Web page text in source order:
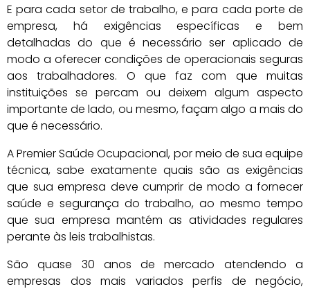
E para cada setor de trabalho, e para cada porte de
empresa, há exigências específicas e bem
detalhadas do que é necessário ser aplicado de
modo a oferecer condições de operacionais seguras
aos trabalhadores. O que faz com que muitas
instituições se percam ou deixem algum aspecto
importante de lado, ou mesmo, façam algo a mais do
que é necessário.
A Premier Saúde Ocupacional, por meio de sua equipe
técnica, sabe exatamente quais são as exigências
que sua empresa deve cumprir de modo a fornecer
saúde e segurança do trabalho, ao mesmo tempo
que sua empresa mantém as atividades regulares
perante às leis trabalhistas.
São quase 30 anos de mercado atendendo a
empresas dos mais variados perfis de negócio,